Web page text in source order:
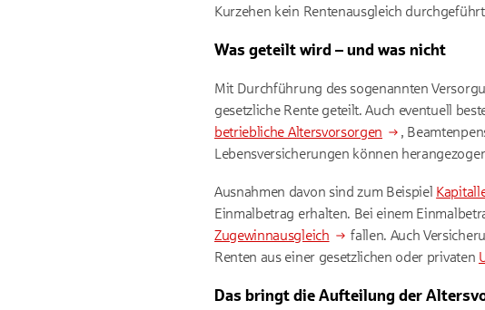
Kurzehen kein Rentenausgleich
Was geteilt wird – und was nicht
Mit Durchführung des sogenannten
gesetzliche Rente geteilt. Auch eventuell
betriebliche Altersvorsorgen
,
Lebensversicherungen können
Ausnahmen davon sind zum Beispiel
Einmalbetrag erhalten. Bei einem
Zugewinnausgleich
fallen. Auch
Renten aus einer gesetzlichen oder privaten
Das bringt die Aufteilung der